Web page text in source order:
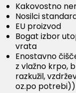
Kakovostno
Nosilci
EU proizvod
Bogat izbor
vrata
Enostavno
z vlažno krpo,
razkužil,
oz.po potrebi))